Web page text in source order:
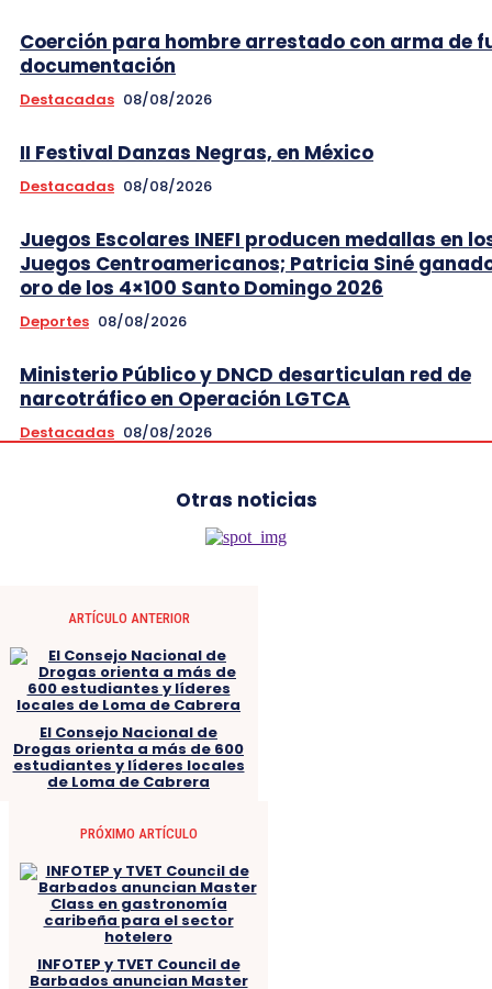
Coerción para hombre arrestado con arma de
documentación
Destacadas 08/08/2026
II Festival Danzas Negras, en México
Destacadas 08/08/2026
Juegos Escolares INEFI producen medallas en
Juegos Centroamericanos; Patricia Siné
oro de los 4×100 Santo Domingo 2026
Deportes 08/08/2026
Ministerio Público y DNCD desarticulan red de
narcotráfico en Operación LGTCA
Destacadas 08/08/2026
Otras noticias
ARTÍCULO ANTERIOR
El Consejo Nacional de
Drogas orienta a más de 600
estudiantes y líderes locales
de Loma de Cabrera
PRÓXIMO ARTÍCULO
INFOTEP y TVET Council de
Barbados anuncian Master